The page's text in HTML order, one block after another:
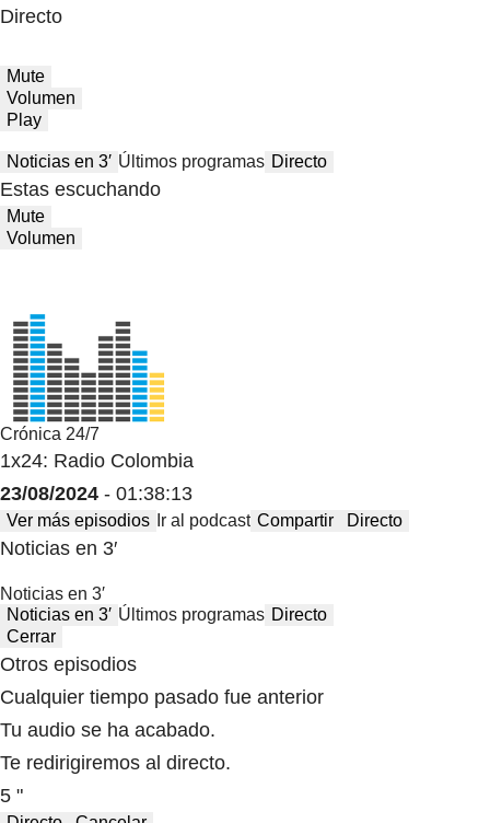
Directo
Mute
Volumen
Play
Noticias en 3′ Últimos programas Directo
Estas escuchando
Mute
Volumen
Crónica 24/7
1x24: Radio Colombia
23/08/2024 - 01:38:13
Ver más episodios Ir al podcast Compartir Directo
Noticias en 3′
Noticias en 3′
Noticias en 3′ Últimos programas Directo
Cerrar
Otros episodios
Cualquier tiempo pasado fue anterior
Tu audio se ha acabado.
Te redirigiremos al directo.
5 "